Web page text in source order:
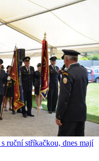
ruční stříkačkou, dnes mají